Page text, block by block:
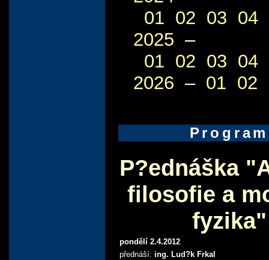
01 02 03 04
2025 –
01 02 03 04
2026 – 01 02
Program
P?ednáška
filosofie a
fyzika"
pondělí 2.4.2012
přednáší: ing. Lud?k Frkal